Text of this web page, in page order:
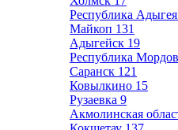
Республика Адыгея
Майкоп 131
Адыгейск 19
Республика
Саранск 121
Ковылкино 15
Рузаевка 9
Акмолинская